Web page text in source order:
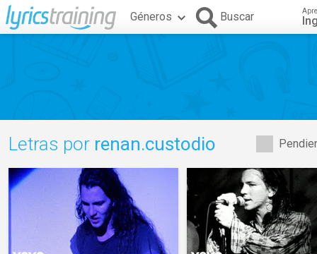
Géneros Buscar
Letras por renan.custodio